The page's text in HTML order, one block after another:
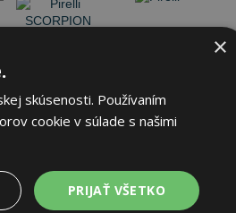
Pirelli
235/55 R18
Na sklade 6 ks-K odberu na predajni
K odberu na
×
skúsenosti. Používaním
cookie v súlade s našimi
PRIJAŤ VŠETKO